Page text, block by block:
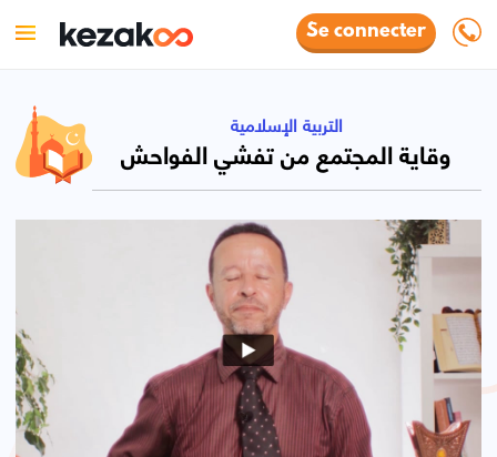
Se connecter
التربية الإسلامية
وقاية المجتمع من تفشي الفواحش